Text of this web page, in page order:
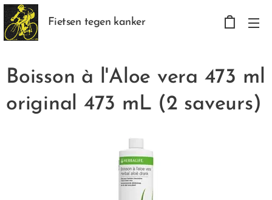
Fietsen tegen kanker
Boisson à l'Aloe vera 473 ml
original 473 mL (2 saveurs)